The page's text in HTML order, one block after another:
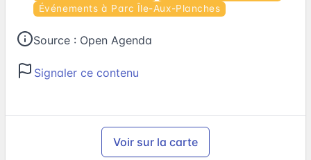
Événements à Parc Île-Aux-Planches
Source : Open Agenda
Signaler ce contenu
Voir sur la carte